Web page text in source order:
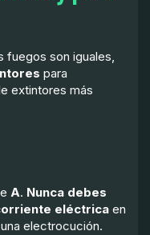
fuegos son iguales,
para
extintores más
A. Nunca debes
eléctrica en
electrocución.